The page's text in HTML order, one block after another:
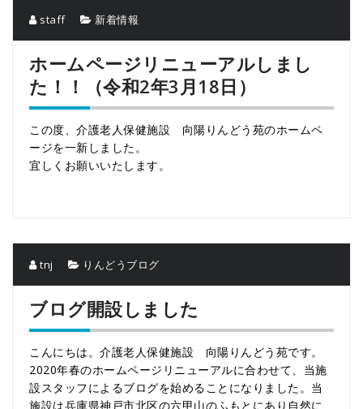
staff 新着情報
ホームページリニューアルしまし
た！！（令和2年3月18日）
この度、介護老人保健施設 向陽りんどう苑のホームペ
ージを一新しました。
宜しくお願いいたします。
tnj りんどうブログ
ブログ開設しました
こんにちは。介護老人保健施設 向陽りんどう苑です。
2020年春のホームページリニューアルに合わせて、当施
設スタッフによるブログを始めることになりました。当
施設は兵庫県神戸市北区の六甲山のふもとにあり自然に